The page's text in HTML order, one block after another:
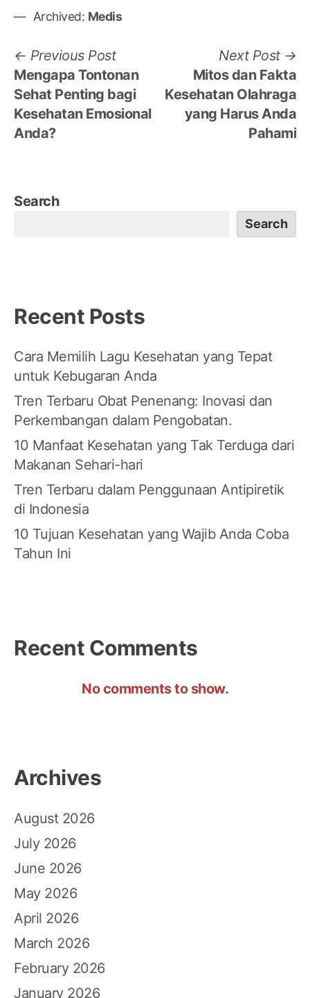
Archived: Medis
Post
navigation
Previous PostPrevious
post:
Mengapa Tontonan
Sehat Penting bagi
Kesehatan Emosional
Anda?
Next Post
Mitos dan Fakta
Kesehatan Olahraga
yang Harus Anda
Pahami
Search
Search
Recent Posts
Cara Memilih Lagu Kesehatan yang Tepat
untuk Kebugaran Anda
Tren Terbaru Obat Penenang: Inovasi dan
Perkembangan dalam Pengobatan.
10 Manfaat Kesehatan yang Tak Terduga dari
Makanan Sehari-hari
Tren Terbaru dalam Penggunaan Antipiretik
di Indonesia
10 Tujuan Kesehatan yang Wajib Anda Coba
Tahun Ini
Recent Comments
No comments to show.
Archives
August 2026
July 2026
June 2026
May 2026
April 2026
March 2026
February 2026
January 2026